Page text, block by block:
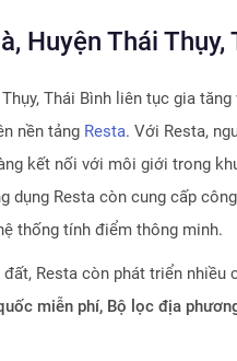
Huyện Thái Thụy,
Thái Bình liên tục gia
nền tảng Resta. Với Resta,
kết nối với môi giới trong
dụng Resta còn cung cấp
thống tính điểm thông minh.
Resta còn phát triển
miễn phí, Bộ lọc địa
lại, chúng tôi tin rằng